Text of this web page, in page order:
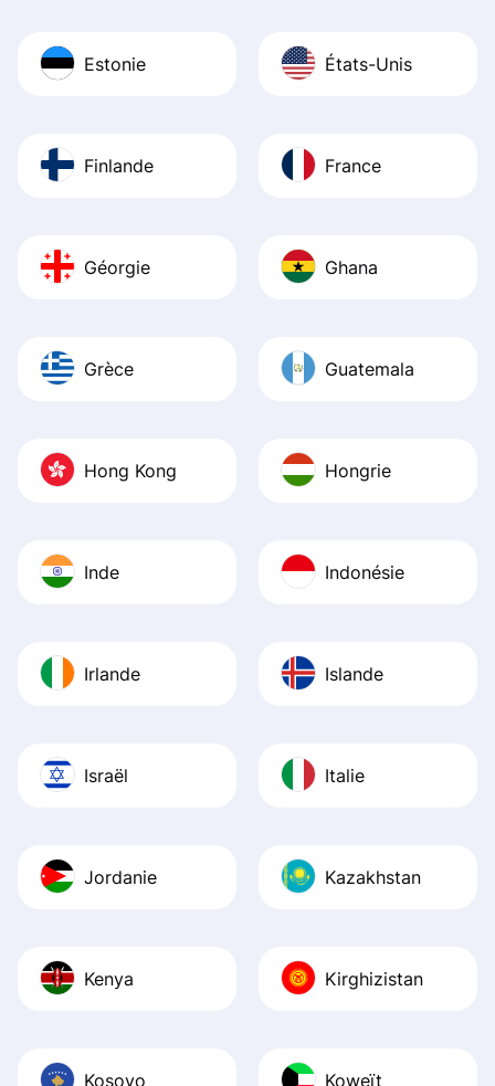
Estonie États-Unis
Finlande France
Géorgie Ghana
Grèce Guatemala
Hong Kong Hongrie
Inde Indonésie
Irlande Islande
Israël Italie
Jordanie Kazakhstan
Kenya Kirghizistan
Kosovo Koweït